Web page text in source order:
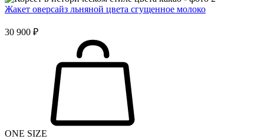
Жакет оверсайз льняной цвета сгущенное молоко
30 900 ₽
ONE SIZE